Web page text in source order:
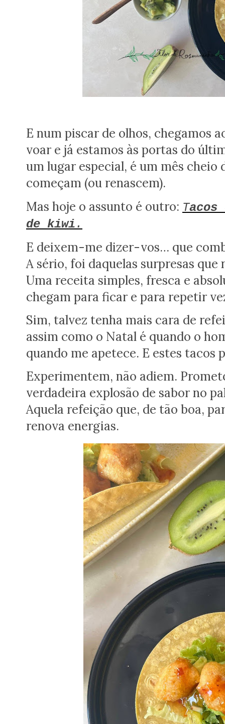
E num piscar de olhos, chegamos
voar e já estamos às portas do
um lugar especial, é um mês cheio
começam (ou renascem).
Mas hoje o assunto é outro: Tacos
de kiwi.
E deixem-me dizer-vos… que
A sério, foi daquelas surpresas
Uma receita simples, fresca e
chegam para ficar e para repetir
Sim, talvez tenha mais cara de
assim como o Natal é quando o
quando me apetece. E estes tacos
Experimentem, não adiem.
verdadeira explosão de sabor no
Aquela refeição que, de tão boa,
renova energias.